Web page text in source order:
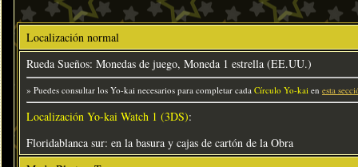
Localización normal
Rueda Sueños: Monedas de juego, Moneda 1 estrella (EE.UU.)
» Puedes consultar los Yo-kai necesarios para completar cada Círculo Yo-kai en esta
Localización Yo-kai Watch 1 (3DS):
Floridablanca sur: en la basura y cajas de cartón de la Obra